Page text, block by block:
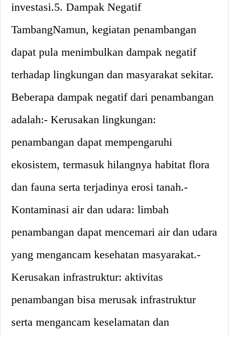
investasi.5. Dampak Negatif
TambangNamun, kegiatan penambangan
dapat pula menimbulkan dampak negatif
terhadap lingkungan dan masyarakat sekitar.
Beberapa dampak negatif dari penambangan
adalah:- Kerusakan lingkungan:
penambangan dapat mempengaruhi
ekosistem, termasuk hilangnya habitat flora
dan fauna serta terjadinya erosi tanah.-
Kontaminasi air dan udara: limbah
penambangan dapat mencemari air dan udara
yang mengancam kesehatan masyarakat.-
Kerusakan infrastruktur: aktivitas
penambangan bisa merusak infrastruktur
serta mengancam keselamatan dan